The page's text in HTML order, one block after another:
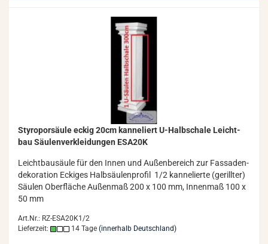
Sty­ro­por­säu­le eckig 20cm kan­ne­liert U-​Halb­scha­le Leicht­
bau Säu­len­ver­klei­dun­gen ESA20K
Leicht­bau­säu­le für den Innen und Au­ßen­be­reich zur Fas­sa­den­
de­ko­ra­ti­on Ecki­ges Halb­säu­len­pro­fil 1/2 kan­ne­lier­te (ge­rill­ter)
Säu­len Ober­flä­che Au­ßen­maß 200 x 100 mm, In­nen­maß 100 x
50 mm
Art.Nr.: RZ-ESA20K1/2
Lieferzeit:
14 Tage (innerhalb Deutschland)